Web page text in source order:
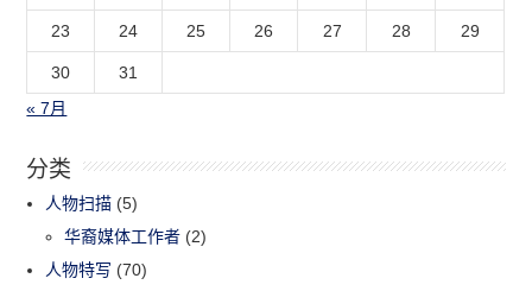
23 24 25 26 27 28 29
30
31
« 7月
分类
人物扫描 (5)
华裔媒体工作者 (2)
人物特写 (70)